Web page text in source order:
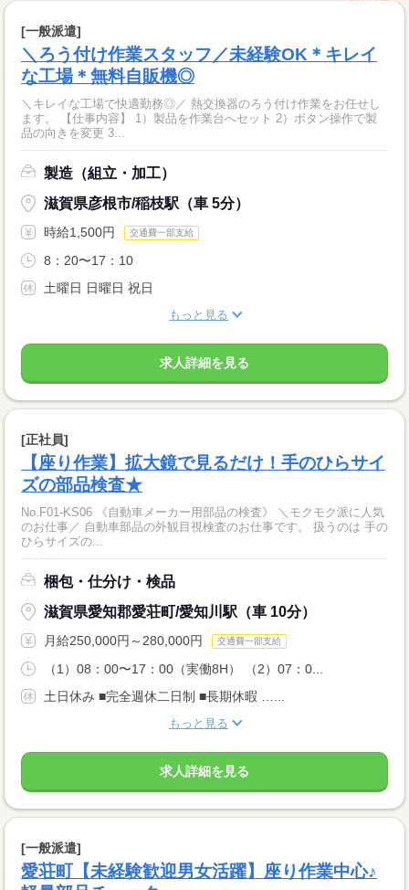
[一般派遣]
＼ろう付け作業スタッフ／未経験OK＊キレイ
な工場＊無料自販機◎
＼キレイな工場で快適勤務◎／ 熱交換器のろう付け作業をお任せし
ます。 【仕事内容】 1）製品を作業台へセット 2）ボタン操作で製
品の向きを変更 3...
製造（組立・加工）
滋賀県彦根市/稲枝駅（車 5分）
時給1,500円 交通費一部支給
8：20〜17：10
土曜日 日曜日 祝日
もっと見る
求人詳細を見る
[正社員]
【座り作業】拡大鏡で見るだけ！手のひらサイ
ズの部品検査★
No.F01‐KS06 《自動車メーカー用部品の検査》 ＼モクモク派に人気
のお仕事／ 自動車部品の外観目視検査のお仕事です。 扱うのは 手の
ひらサイズの...
梱包・仕分け・検品
滋賀県愛知郡愛荘町/愛知川駅（車 10分）
月給250,000円～280,000円 交通費一部支給
（1）08：00〜17：00（実働8H） （2）07：0...
土日休み ■完全週休二日制 ■長期休暇 …...
もっと見る
求人詳細を見る
[一般派遣]
愛荘町【未経験歓迎男女活躍】座り作業中心♪